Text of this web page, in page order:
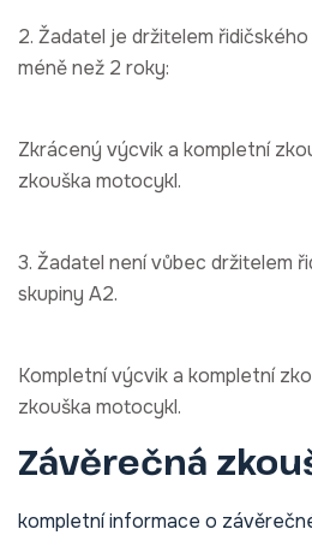
2. Žadatel je držitelem
méně než 2 roky:
Zkrácený výcvik a kompletní
zkouška motocykl.
3. Žadatel není vůbec držitelem
skupiny A2.
Kompletní výcvik a kompletní
zkouška motocykl.
Závěrečná
kompletní informace o